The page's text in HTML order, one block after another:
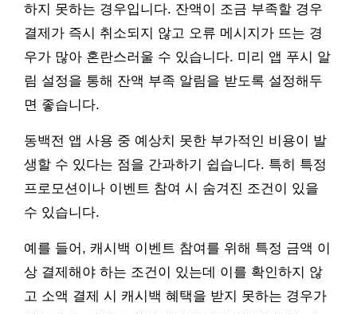
하지 못하는 경우입니다. 잔액이 조금 부족할 경우
결제가 즉시 취소되지 않고 오류 메시지가 뜨는 경
우가 많아 혼란스러울 수 있습니다. 미리 앱 푸시 알
림 설정을 통해 잔액 부족 알림을 받도록 설정해두
면 좋습니다.
동백전 앱 사용 중 예상치 못한 부가적인 비용이 발
생할 수 있다는 점을 간과하기 쉽습니다. 특히 특정
프로모션이나 이벤트 참여 시 숨겨진 조건이 있을
수 있습니다.
예를 들어, 캐시백 이벤트 참여를 위해 특정 금액 이
상 결제해야 하는 조건이 있는데 이를 확인하지 않
고 소액 결제 시 캐시백 혜택을 받지 못하는 경우가